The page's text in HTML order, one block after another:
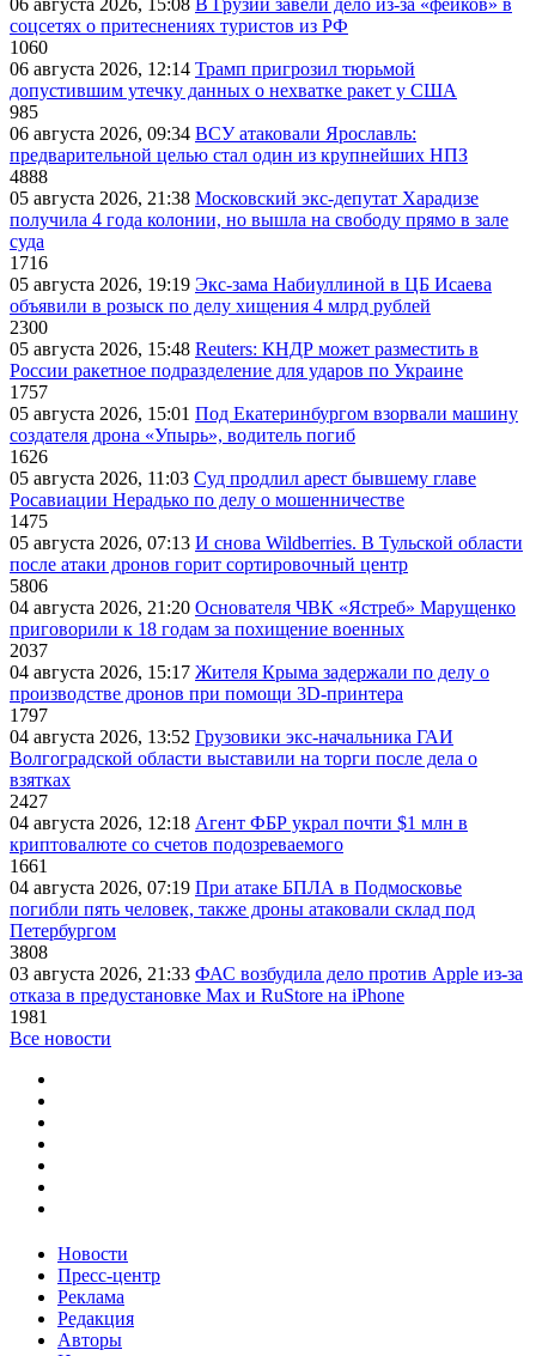
06 августа 2026, 15:08 В Грузии завели дело из-за «фейков» в
соцсетях о притеснениях туристов из РФ
1060
06 августа 2026, 12:14 Трамп пригрозил тюрьмой
допустившим утечку данных о нехватке ракет у США
985
06 августа 2026, 09:34 ВСУ атаковали Ярославль:
предварительной целью стал один из крупнейших НПЗ
4888
05 августа 2026, 21:38 Московский экс-депутат Харадизе
получила 4 года колонии, но вышла на свободу прямо в зале
суда
1716
05 августа 2026, 19:19 Экс-зама Набиуллиной в ЦБ Исаева
объявили в розыск по делу хищения 4 млрд рублей
2300
05 августа 2026, 15:48 Reuters: КНДР может разместить в
России ракетное подразделение для ударов по Украине
1757
05 августа 2026, 15:01 Под Екатеринбургом взорвали машину
создателя дрона «Упырь», водитель погиб
1626
05 августа 2026, 11:03 Суд продлил арест бывшему главе
Росавиации Нерадько по делу о мошенничестве
1475
05 августа 2026, 07:13 И снова Wildberries. В Тульской области
после атаки дронов горит сортировочный центр
5806
04 августа 2026, 21:20 Основателя ЧВК «Ястреб» Марущенко
приговорили к 18 годам за похищение военных
2037
04 августа 2026, 15:17 Жителя Крыма задержали по делу о
производстве дронов при помощи 3D‑принтера
1797
04 августа 2026, 13:52 Грузовики экс-начальника ГАИ
Волгоградской области выставили на торги после дела о
взятках
2427
04 августа 2026, 12:18 Агент ФБР украл почти $1 млн в
криптовалюте со счетов подозреваемого
1661
04 августа 2026, 07:19 При атаке БПЛА в Подмосковье
погибли пять человек, также дроны атаковали склад под
Петербургом
3808
03 августа 2026, 21:33 ФАС возбудила дело против Apple из-за
отказа в предустановке Max и RuStore на iPhone
1981
Все новости
Новости
Пресс-центр
Реклама
Редакция
Авторы